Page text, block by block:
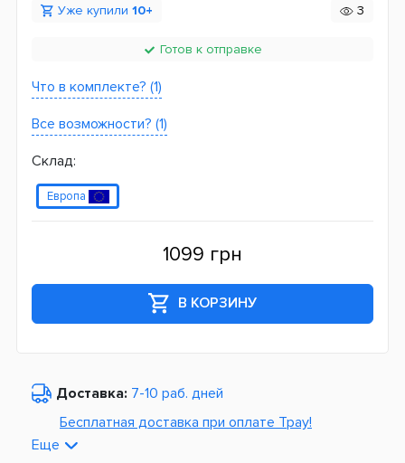
Уже купили 10+ 3
Готов к отправке
Что в комплекте? (1)
Все возможности? (1)
Склад:
Европа
1099 грн
В КОРЗИНУ
Доставка: 7-10 раб. дней
Бесплатная доставка при оплате Tpay!
Еще